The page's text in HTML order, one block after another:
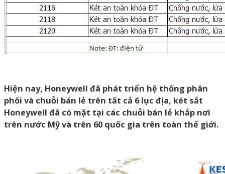
Hiện nay, Honeywell đã phát triển hệ thống phân
phối và chuỗi bán lẻ trên tất cả 6 lục địa, két sắt
Honeywell đã có mặt tại các chuỗi bán lẻ khắp nơi
trên nước Mỹ và trên 60 quốc gia trên toàn thế giới.